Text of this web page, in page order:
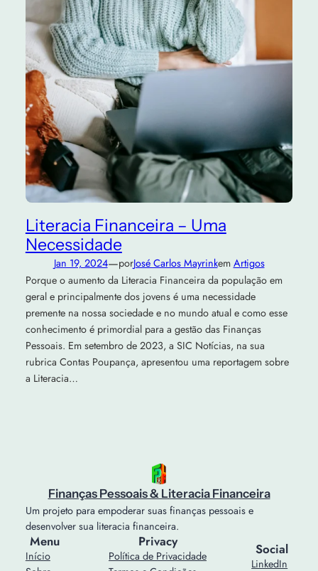
Literacia Financeira – Uma
Necessidade
Jan 19, 2024—porJosé Carlos Mayrinkem Artigos
Porque o aumento da Literacia Financeira da população em
geral e principalmente dos jovens é uma necessidade
premente na nossa sociedade e no mundo atual e como esse
conhecimento é primordial para a gestão das Finanças
Pessoais. Em setembro de 2023, a SIC Notícias, na sua
rubrica Contas Poupança, apresentou uma reportagem sobre
a Literacia…
Finanças Pessoais & Literacia Financeira
Um projeto para empoderar suas finanças pessoais e
desenvolver sua literacia financeira.
Menu
Início
Privacy
Política de Privacidade
Social
LinkedIn